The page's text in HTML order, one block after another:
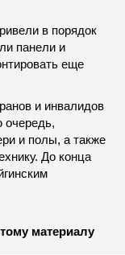
в порядок
панели и
еще
и инвалидов
очередь,
и полы, а также
До конца
материалу